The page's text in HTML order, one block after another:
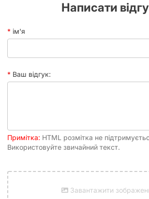
Написати
ім'я
Ваш відгук:
Примітка: HTML розмітка не
Використовуйте звичайний текст.
Завантажити